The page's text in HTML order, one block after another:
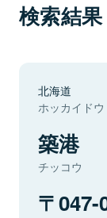
検索結果
北海道
ホッカイドウ
築港
チッコウ
047-